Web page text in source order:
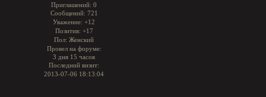
Приглашений: 0
Сообщений: 721
Уважение: +12
Позитив: +17
Пол: Женский
Провел на форуме:
3 дня 15 часов
Последний визит:
2013-07-06 18:13:04